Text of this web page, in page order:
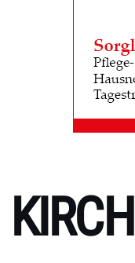
Kategorien